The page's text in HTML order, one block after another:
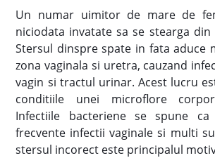
Un numar uimitor de mare de
niciodata invatate sa se stearga
Stersul dinspre spate in fata aduce
zona vaginala si uretra, cauzand
vagin si tractul urinar. Acest lucru
conditiile unei microflore
Infectiile bacteriene se spune
frecvente infectii vaginale si multi
stersul incorect este principalul